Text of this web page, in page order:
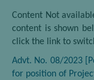
Content Not
content is shown
click the link to
Advt. No. 08/2023
for position of